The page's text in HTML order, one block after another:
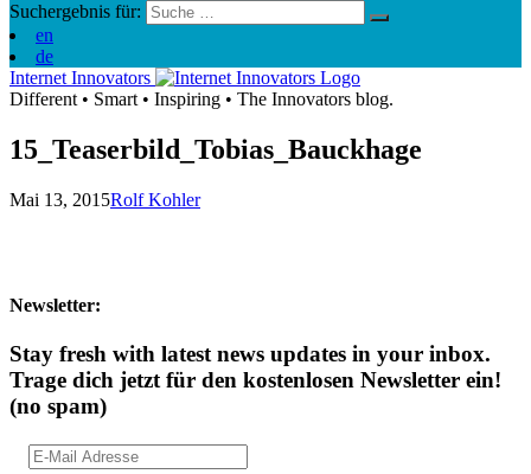
Suchergebnis für:
en
de
Internet Innovators
Different • Smart • Inspiring • The Innovators blog.
15_Teaserbild_Tobias_Bauckhage
Mai 13, 2015Rolf Kohler
Newsletter:
Stay fresh with latest news updates in your inbox.
Trage dich jetzt für den kostenlosen Newsletter ein!
(no spam)